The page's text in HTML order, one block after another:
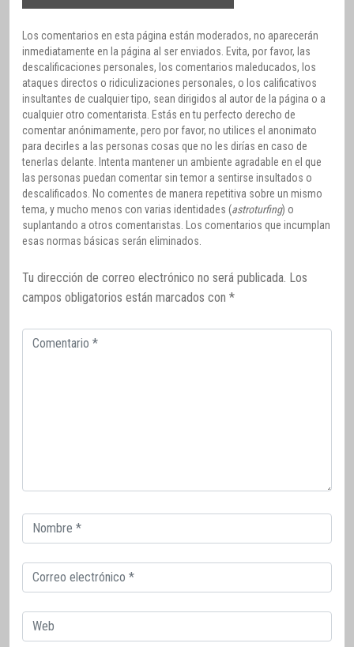
Los comentarios en esta página están moderados, no aparecerán
inmediatamente en la página al ser enviados. Evita, por favor, las
descalificaciones personales, los comentarios maleducados, los
ataques directos o ridiculizaciones personales, o los calificativos
insultantes de cualquier tipo, sean dirigidos al autor de la página o a
cualquier otro comentarista. Estás en tu perfecto derecho de
comentar anónimamente, pero por favor, no utilices el anonimato
para decirles a las personas cosas que no les dirías en caso de
tenerlas delante. Intenta mantener un ambiente agradable en el que
las personas puedan comentar sin temor a sentirse insultados o
descalificados. No comentes de manera repetitiva sobre un mismo
tema, y mucho menos con varias identidades (astroturfing) o
suplantando a otros comentaristas. Los comentarios que incumplan
esas normas básicas serán eliminados.
Tu dirección de correo electrónico no será publicada. Los
campos obligatorios están marcados con *
Comentario
Correo
electrónico
Correo
electrónico
Web